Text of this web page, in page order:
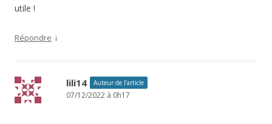
utile !
Répondre ↓
lili14 Auteur de l’article
07/12/2022 à 0h17